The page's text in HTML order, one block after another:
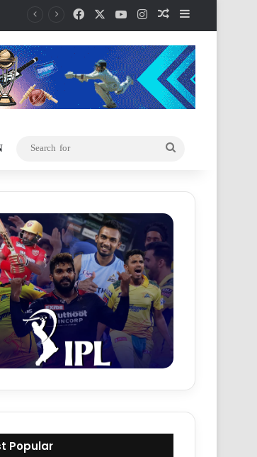
Facebook YouTubeInstagramRandom Article
Popular